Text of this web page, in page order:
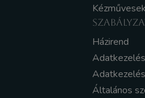
Házirend
Általános